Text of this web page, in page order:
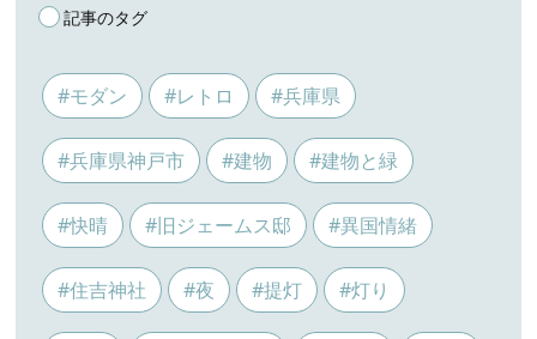
記事のタグ
#モダン #レトロ #兵庫県
#兵庫県神戸市 #建物 #建物と緑
#快晴 #旧ジェームス邸 #異国情緒
#住吉神社 #夜 #提灯 #灯り